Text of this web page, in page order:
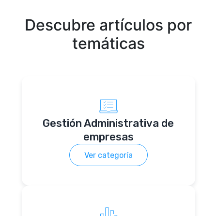
Descubre artículos por
temáticas
Gestión Administrativa de
empresas
Ver categoría